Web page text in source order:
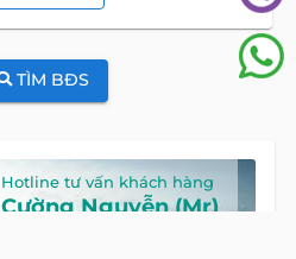
TÌM BĐS
Hotline tư vấn khách hàng
Cường Nguyễn (Mr)